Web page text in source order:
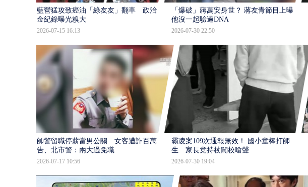
藍營猛攻致癌油「綠友友」翻車 政治獻
金紀錄曝光糗大
2026-07-15 16:13
「爆破」蔣萬安身世？ 蔣友青節目上曝：
他沒一起驗過DNA
2026-07-30 22:50
帥警留職停薪當男公關 女客遭詐百萬提
告、北市警：兩大過免職
2026-07-17 10:56
霸凌案109次通報無效！ 國小童棒打師
生 家長竟持杖闖校嗆聲
2026-07-30 19:04